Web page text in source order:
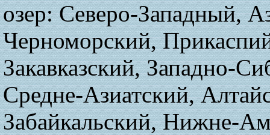
озер: Северо-Западный,
Черноморский,
Закавказский, Западно-
Средне-Азиатский,
Забайкальский, Нижне-